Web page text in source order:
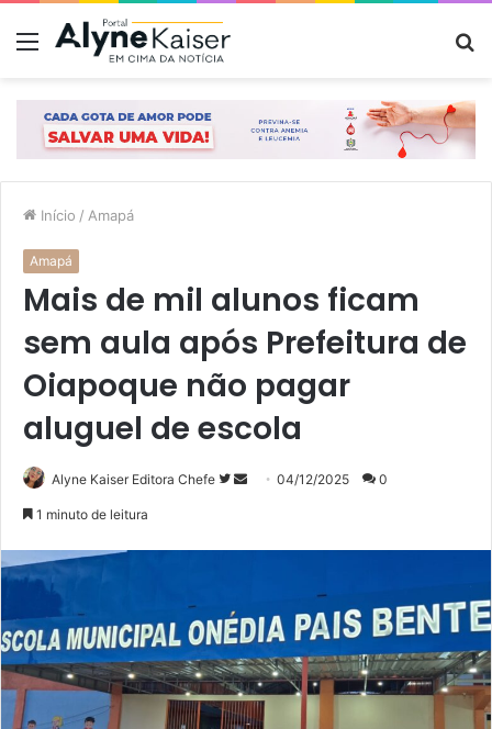
Menu
Início / Amapá
Amapá
Mais de mil alunos ficam
sem aula após Prefeitura de
Oiapoque não pagar
aluguel de escola
Alyne Kaiser Editora Chefe
SigaMande04/12/2025 0
1 minuto de leitura